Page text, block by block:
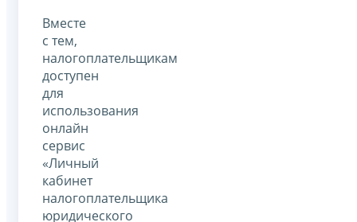
Вместе
с тем,
налогоплательщикам
доступен
для
использования
онлайн
сервис
«Личный
кабинет
налогоплательщика
юридического